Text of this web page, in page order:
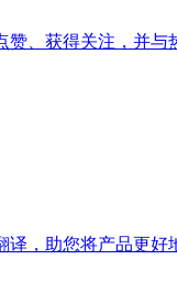
、获得关注，并与
，助您将产品更好